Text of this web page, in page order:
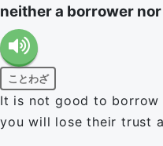
neither a borrower
ことわざ
It is not good to borrow
you will lose their trust